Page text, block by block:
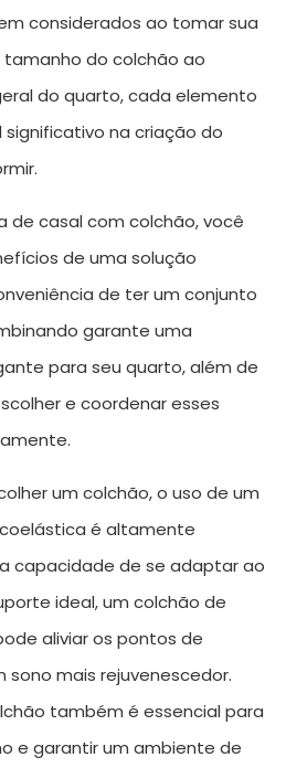
considerados ao tomar sua
do colchão ao
do quarto, cada elemento
na criação do
de casal com colchão, você
de uma solução
de ter um conjunto
garante uma
para seu quarto, além de
e coordenar esses
um colchão, o uso de um
é altamente
capacidade de se adaptar ao
ideal, um colchão de
aliviar os pontos de
sono mais rejuvenescedor.
também é essencial para
e garantir um ambiente de